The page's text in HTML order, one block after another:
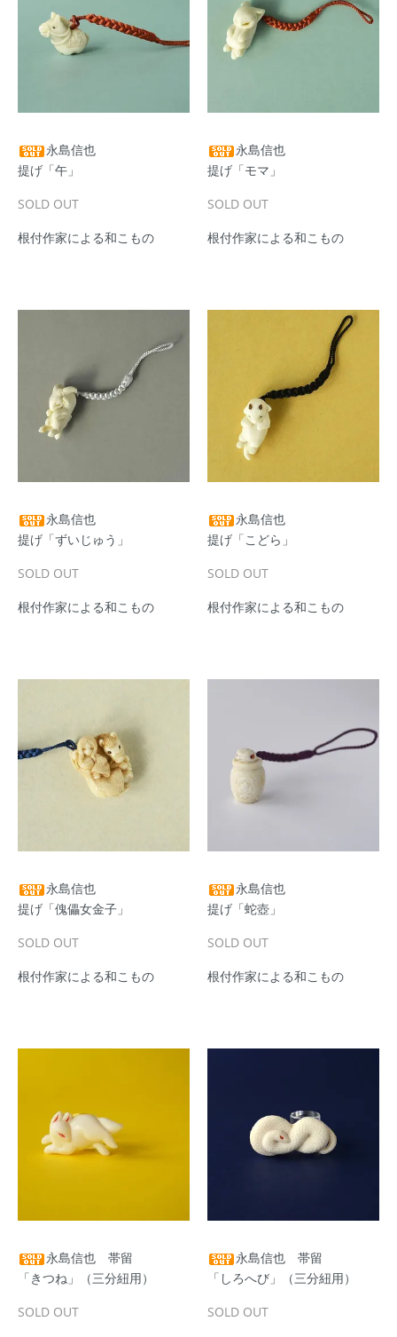
永島信也
提げ「午」
SOLD OUT
根付作家による和こもの
永島信也
提げ「モマ」
SOLD OUT
根付作家による和こもの
永島信也
提げ「ずいじゅう」
SOLD OUT
根付作家による和こもの
永島信也
提げ「こどら」
SOLD OUT
根付作家による和こもの
永島信也
提げ「傀儡女金子」
SOLD OUT
根付作家による和こもの
永島信也
提げ「蛇壺」
SOLD OUT
根付作家による和こもの
永島信也 帯留
「きつね」（三分紐用）
SOLD OUT
永島信也 帯留
「しろへび」（三分紐用）
SOLD OUT